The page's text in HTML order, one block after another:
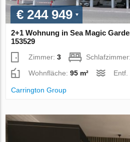
€ 244 949
2+1 Wohnung in Sea Magic
153529
Zimmer:3
Wohnfläche:95 m² Entf.
Carrington Group